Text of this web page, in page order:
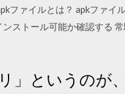
ファイルとは？ apkファイ
ストール可能か確認する
」というのが